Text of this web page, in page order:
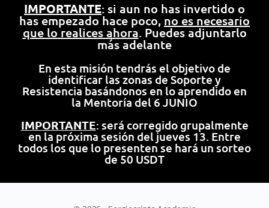
IMPORTANTE: si aun no has invertido o
has empezado hace poco, no es necesario
que lo realices ahora. Puedes adjuntarlo
más adelante
En esta misión tendrás el objetivo de
identificar las zonas de Soporte y
Resistencia basándonos en lo aprendido en
la Mentoría del 6 JUNIO
IMPORTANTE: será corregido grupalmente
en la próxima sesión del jueves 13. Entre
todos los que lo presenten se hará un sorteo
de 50 USDT